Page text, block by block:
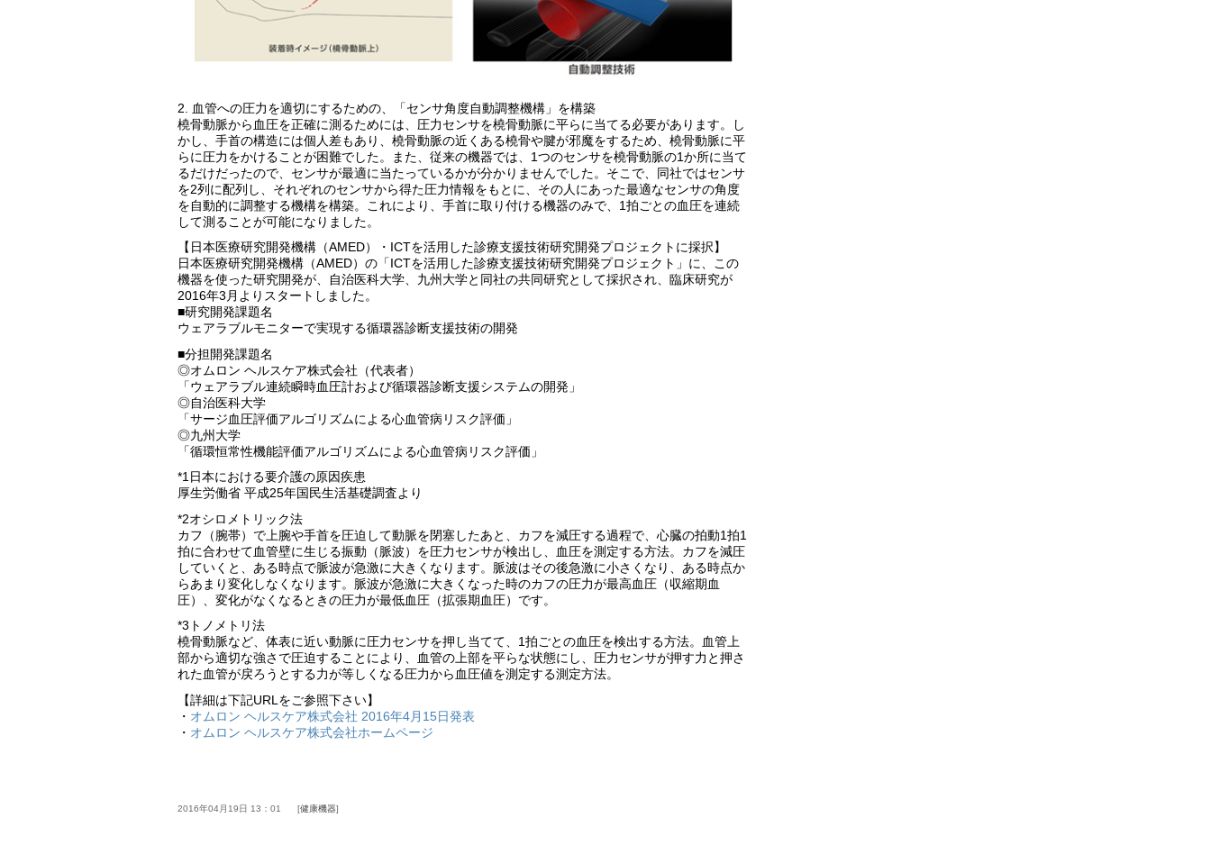
2. 血管への圧力を適切にするための、「センサ角度自動調整機構」を構築
橈骨動脈から血圧を正確に測るためには、圧力センサを橈骨動脈に平らに当てる必要があります。し
かし、手首の構造には個人差もあり、橈骨動脈の近くある橈骨や腱が邪魔をするため、橈骨動脈に平
らに圧力をかけることが困難でした。また、従来の機器では、1つのセンサを橈骨動脈の1か所に当て
るだけだったので、センサが最適に当たっているかが分かりませんでした。そこで、同社ではセンサ
を2列に配列し、それぞれのセンサから得た圧力情報をもとに、その人にあった最適なセンサの角度
を自動的に調整する機構を構築。これにより、手首に取り付ける機器のみで、1拍ごとの血圧を連続
して測ることが可能になりました。
【日本医療研究開発機構（AMED）・ICTを活用した診療支援技術研究開発プロジェクトに採択】
日本医療研究開発機構（AMED）の「ICTを活用した診療支援技術研究開発プロジェクト」に、この
機器を使った研究開発が、自治医科大学、九州大学と同社の共同研究として採択され、臨床研究が
2016年3月よりスタートしました。
■研究開発課題名
ウェアラブルモニターで実現する循環器診断支援技術の開発
■分担開発課題名
◎オムロン ヘルスケア株式会社（代表者）
「ウェアラブル連続瞬時血圧計および循環器診断支援システムの開発」
◎自治医科大学
「サージ血圧評価アルゴリズムによる心血管病リスク評価」
◎九州大学
「循環恒常性機能評価アルゴリズムによる心血管病リスク評価」
*1日本における要介護の原因疾患
厚生労働省 平成25年国民生活基礎調査より
*2オシロメトリック法
カフ（腕帯）で上腕や手首を圧迫して動脈を閉塞したあと、カフを減圧する過程で、心臓の拍動1拍1
拍に合わせて血管壁に生じる振動（脈波）を圧力センサが検出し、血圧を測定する方法。カフを減圧
していくと、ある時点で脈波が急激に大きくなります。脈波はその後急激に小さくなり、ある時点か
らあまり変化しなくなります。脈波が急激に大きくなった時のカフの圧力が最高血圧（収縮期血
圧）、変化がなくなるときの圧力が最低血圧（拡張期血圧）です。
*3トノメトリ法
橈骨動脈など、体表に近い動脈に圧力センサを押し当てて、1拍ごとの血圧を検出する方法。血管上
部から適切な強さで圧迫することにより、血管の上部を平らな状態にし、圧力センサが押す力と押さ
れた血管が戻ろうとする力が等しくなる圧力から血圧値を測定する測定方法。
【詳細は下記URLをご参照下さい】
・ オムロン ヘルスケア株式会社 2016年4月15日発表
・ オムロン ヘルスケア株式会社ホームページ
2016年04月19日 13：01 健康機器